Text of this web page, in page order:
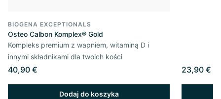
BIOGENA EXCEPTIONALS
Osteo Calbon Komplex® Gold
Kompleks premium z wapniem, witaminą D i
innymi składnikami dla twoich kości
40,90 €
Dodaj do koszyka
23,90 €